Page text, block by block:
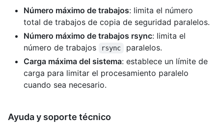
Número máximo de trabajos: limita el número
total de trabajos de copia de seguridad paralelos.
Número máximo de trabajos rsync: limita el
número de trabajos
rsync
paralelos.
Carga máxima del sistema: establece un límite de
carga para limitar el procesamiento paralelo
cuando sea necesario.
Ayuda y soporte técnico